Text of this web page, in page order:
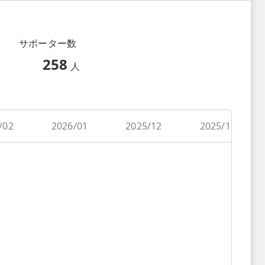
サポーター数
258 人
02 2026/01 2025/12 2025/11